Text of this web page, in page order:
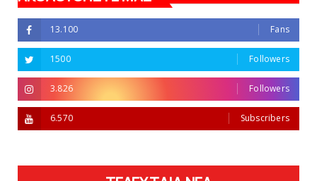
13.100 Fans
1500 Followers
3.826 Followers
6.570 Subscribers